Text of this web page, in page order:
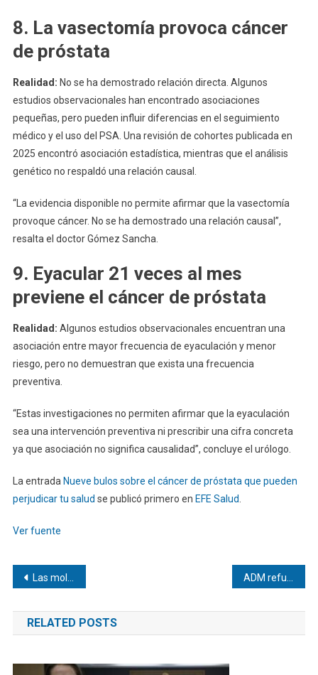
8. La vasectomía provoca cáncer
de próstata
Realidad: No se ha demostrado relación directa. Algunos
estudios observacionales han encontrado asociaciones
pequeñas, pero pueden influir diferencias en el seguimiento
médico y el uso del PSA. Una revisión de cohortes publicada en
2025 encontró asociación estadística, mientras que el análisis
genético no respaldó una relación causal.
“La evidencia disponible no permite afirmar que la vasectomía
provoque cáncer. No se ha demostrado una relación causal”,
resalta el doctor Gómez Sancha.
9. Eyacular 21 veces al mes
previene el cáncer de próstata
Realidad: Algunos estudios observacionales encuentran una
asociación entre mayor frecuencia de eyaculación y menor
riesgo, pero no demuestran que exista una frecuencia
preventiva.
“Estas investigaciones no permiten afirmar que la eyaculación
sea una intervención preventiva ni prescribir una cifra concreta
ya que asociación no significa causalidad”, concluye el urólogo.
La entrada Nueve bulos sobre el cáncer de próstata que pueden
perjudicar tu salud se publicó primero en EFE Salud.
Ver fuente
Navegación
de
entradas
Las moléculas verdes ganan peso en la transición energética europea ADM refuerza el rescate de alimentos con BAMX
RELATED POSTS